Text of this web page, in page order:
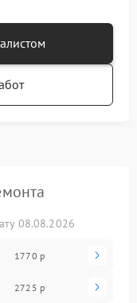
08.08.2026
1770 р
2725 р